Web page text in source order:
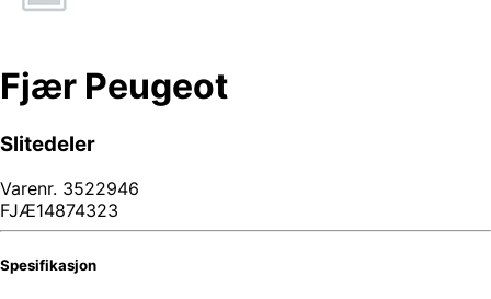
Fjær Peugeot
Slitedeler
Varenr. 3522946
FJÆ14874323
Spesifikasjon